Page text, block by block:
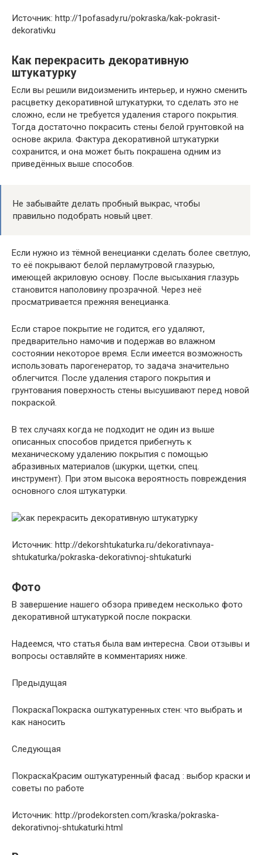
Источник: http://1pofasady.ru/pokraska/kak-pokrasit-
dekorativku
Как перекрасить декоративную
штукатурку
Если вы решили видоизменить интерьер, и нужно сменить
расцветку декоративной штукатурки, то сделать это не
сложно, если не требуется удаления старого покрытия.
Тогда достаточно покрасить стены белой грунтовкой на
основе акрила. Фактура декоративной штукатурки
сохранится, и она может быть покрашена одним из
приведённых выше способов.
Не забывайте делать пробный выкрас, чтобы
правильно подобрать новый цвет.
Если нужно из тёмной венецианки сделать более светлую,
то её покрывают белой перламутровой глазурью,
имеющей акриловую основу. После высыхания глазурь
становится наполовину прозрачной. Через неё
просматривается прежняя венецианка.
Если старое покрытие не годится, его удаляют,
предварительно намочив и подержав во влажном
состоянии некоторое время. Если имеется возможность
использовать парогенератор, то задача значительно
облегчится. После удаления старого покрытия и
грунтования поверхность стены высушивают перед новой
покраской.
В тех случаях когда не подходит не один из выше
описанных способов придется прибегнуть к
механическому удалению покрытия с помощью
абразивных материалов (шкурки, щетки, спец.
инструмент). При этом высока вероятность повреждения
основного слоя штукатурки.
Источник: http://dekorshtukaturka.ru/dekorativnaya-
shtukaturka/pokraska-dekorativnoj-shtukaturki
Фото
В завершение нашего обзора приведем несколько фото
декоративной штукатуркой после покраски.
Надеемся, что статья была вам интересна. Свои отзывы и
вопросы оставляйте в комментариях ниже.
Предыдущая
ПокраскаПокраска оштукатуренных стен: что выбрать и
как наносить
Следующая
ПокраскаКрасим оштукатуренный фасад : выбор краски и
советы по работе
Источник: http://prodekorsten.com/kraska/pokraska-
dekorativnoj-shtukaturki.html